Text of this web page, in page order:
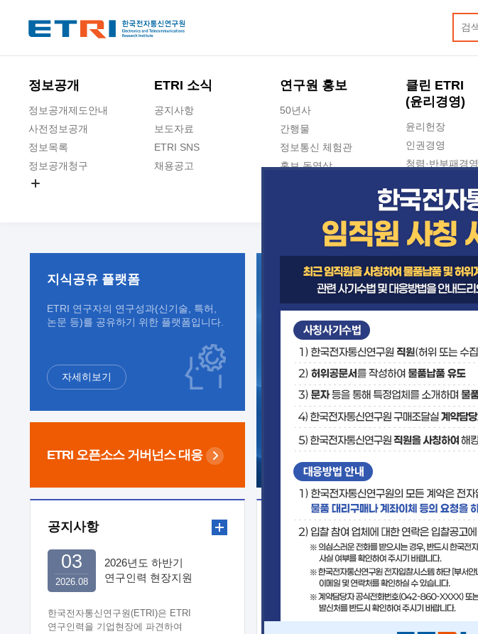
정보공개
정보공개제도안내
사전정보공개
정보목록
정보공개청구
ETRI 소식
공지사항
보도자료
ETRI SNS
채용공고
연구원 홍보
50년사
간행물
정보통신 체험관
홍보 동영상
클린 ETRI
(윤리경영)
윤리헌장
인권경영
청렴·반부패경영
청렴포털 신고
수의계약 현황
부패징계 현황
감사결과공개
지식공유 플랫폼
ETRI 연구자의 연구성과(신기술, 특허,
논문 등)를 공유하기 위한 플랫폼입니다.
자세히보기
ETRI 오픈소스 거버넌스 대응
공지사항
2026년도 하반기
연구인력 현장지원
한국전자통신연구원(ETRI)은 ETRI
연구인력을 기업현장에 파견하여
2026.08
03
보도자료